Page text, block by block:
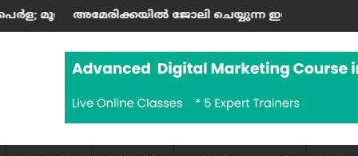
കലാസപര്യയ്ക്ക് ഗൾഫ് മണ്ണിലും അംഗീകാരം
ജോലി ചെയ്യുന്ന ഇന്ത്യക്കാർക്ക് എച്ച്-1ബി വിസആരോഗ്യ, പൈതൃക